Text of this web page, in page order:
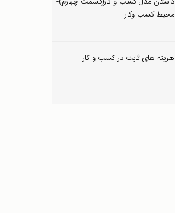
محیط کسب وکار
هزینه های ثابت در کسب و کار